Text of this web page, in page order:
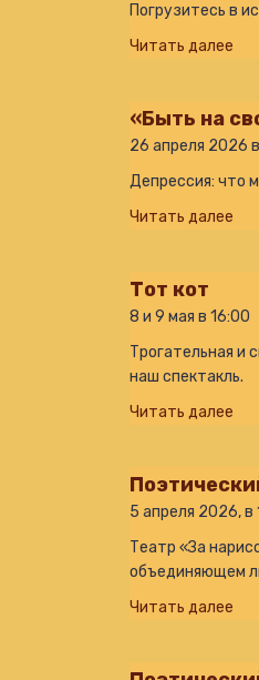
Погрузитесь в
Читать далее
«Быть на
26 апреля 2026
Депрессия: что
Читать далее
Тот кот
8 и 9 мая в 16:00
Трогательная и
наш спектакль.
Читать далее
5 апреля 2026, в
Театр «За
объединяющем
Читать далее